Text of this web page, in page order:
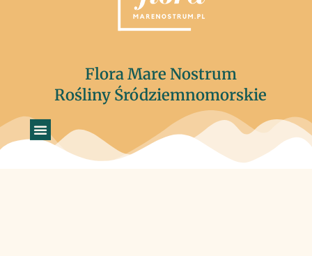
Flora Mare Nostrum
Rośliny Śródziemnomorskie